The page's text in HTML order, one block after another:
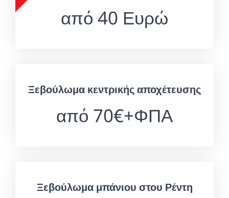
από 40 Ευρώ
Ξεβούλωμα κεντρικής αποχέτευσης
από 70€+ΦΠΑ
Ξεβούλωμα μπάνιου στου Ρέντη